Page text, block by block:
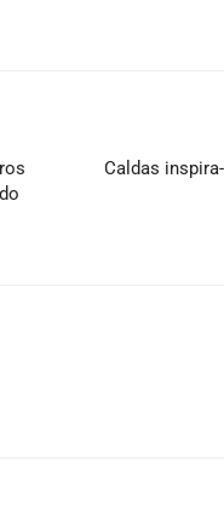
Caldas